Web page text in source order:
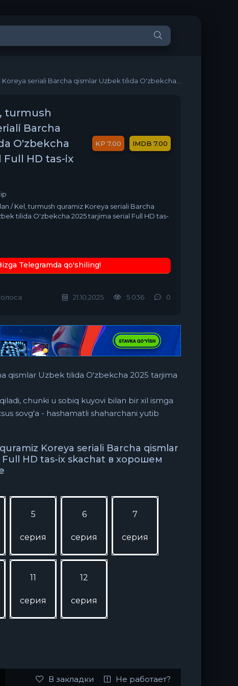
qismlar Uzbek tilida O'zbekcha 2025 tarjima serial Full HD tas-ix skachat
turmush
Barcha
O'zbekcha
Full HD tas-ix
7.00 7.00
/ Kel, turmush quramiz Koreya seriali Barcha
tilida O'zbekcha 2025 tarjima serial Full HD tas-
Telegramda qo'shiling!
21.10.2025 5 036 0
qismlar Uzbek tilida O'zbekcha 2025 tarjima
chunki u sobiq kuyovi bilan bir xil ismga
sovg'a - hashamatli shaharchani yutib
Koreya seriali Barcha qismlar
HD tas-ix skachat в хорошем
5
серия
6
серия
7
серия
11
серия
12
серия
В закладки Не работает?